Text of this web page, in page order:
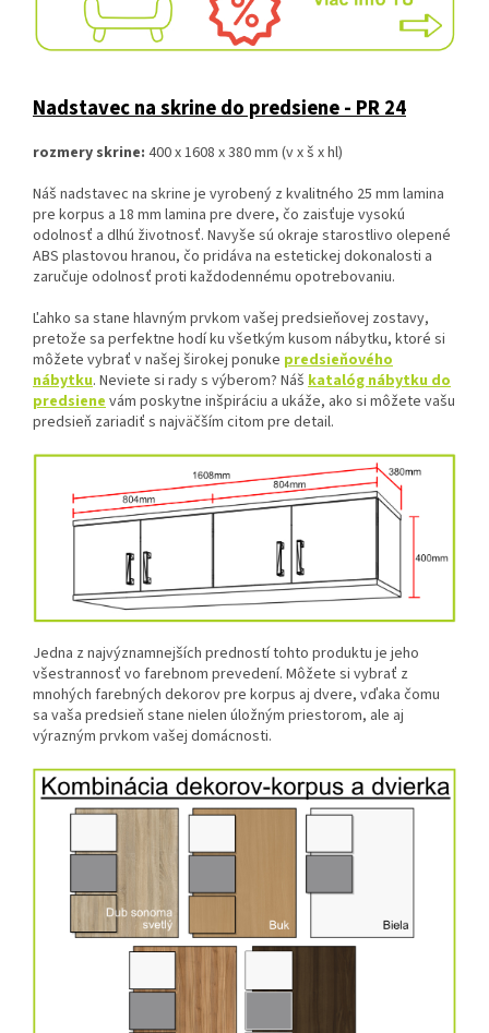
Nadstavec na skrine do predsiene - PR 24
rozmery skrine: 400 x 1608 x 380 mm (v x š x hl)
Náš nadstavec na skrine je vyrobený z kvalitného 25 mm lamina
pre korpus a 18 mm lamina pre dvere, čo zaisťuje vysokú
odolnosť a dlhú životnosť. Navyše sú okraje starostlivo olepené
ABS plastovou hranou, čo pridáva na estetickej dokonalosti a
zaručuje odolnosť proti každodennému opotrebovaniu.
Ľahko sa stane hlavným prvkom vašej predsieňovej zostavy,
pretože sa perfektne hodí ku všetkým kusom nábytku, ktoré si
môžete vybrať v našej širokej ponuke predsieňového
nábytku. Neviete si rady s výberom? Náš katalóg nábytku do
predsiene vám poskytne inšpiráciu a ukáže, ako si môžete vašu
predsieň zariadiť s najväčším citom pre detail.
Jedna z najvýznamnejších predností tohto produktu je jeho
všestrannosť vo farebnom prevedení. Môžete si vybrať z
mnohých farebných dekorov pre korpus aj dvere, vďaka čomu
sa vaša predsieň stane nielen úložným priestorom, ale aj
výrazným prvkom vašej domácnosti.